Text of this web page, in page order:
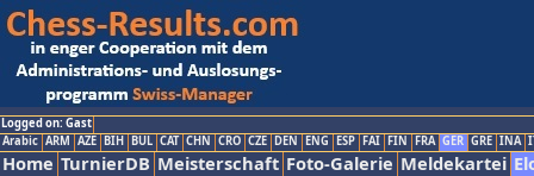
Logged on: Gast
Arabic ARM AZE BIH BUL CAT CHN CRO CZE DEN ENG ESP FAI FIN FRA GER GRE INA
Home TurnierDB Meisterschaft Foto-Galerie Meldekartei